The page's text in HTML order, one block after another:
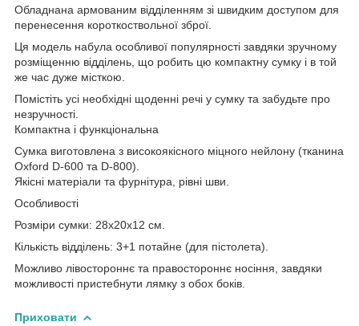
Обладнана армованим відділенням зі швидким доступом для
перенесення короткоствольної зброї.
Ця модель набула особливої популярності завдяки зручному
розміщенню відділень, що робить цю компактну сумку і в той
же час дуже місткою.
Помістіть усі необхідні щоденні речі у сумку та забудьте про
незручності.
Компактна і функціональна
Сумка виготовлена з високоякісного міцного нейлону (тканина
Oxford D-600 та D-800).
Якісні матеріали та фурнітура, рівні шви.
Особливості
Розміри сумки: 28х20х12 см.
Кількість відділень: 3+1 потайне (для пістолета).
Можливо лівостороннє та правостороннє носіння, завдяки
можливості пристебнути лямку з обох боків.
Приховати